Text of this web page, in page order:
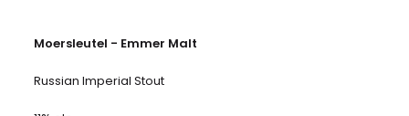
Moersleutel - Emmer Malt
Russian Imperial Stout